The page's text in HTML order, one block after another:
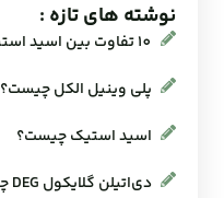
نوشته های تازه :
10 تفاوت بین اسید استیک خوراکی و صنعتی
پلی وینیل الکل چیست؟ 15 گرید مختلف PVA
اسید استیک چیست؟
دی‌اتیلن گلایکول DEG چیست؟ 16 کاربرد متنوع